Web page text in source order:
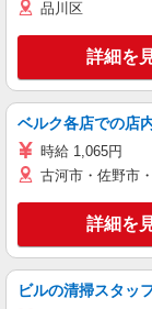
品川区
詳細を
ベルク各店での店
時給 1,065円
古河市・佐野市
詳細を
ビルの清掃スタッ